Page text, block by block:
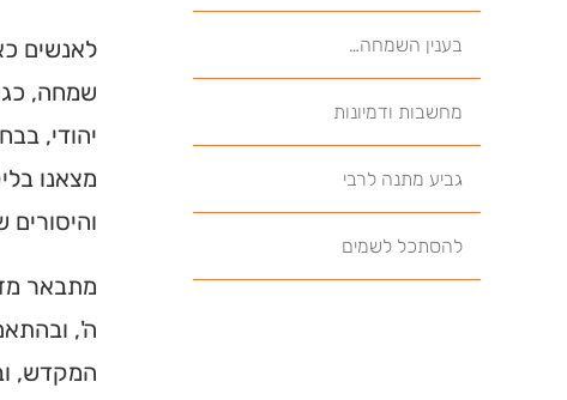
בענין השמחה…
מחשבות ודמיונות
גביע מתנה לרבי
להסתכל לשמים
לאנשים
שמחה,
יהודי,
מצאנו
מתבאר
ה',
המקדש,